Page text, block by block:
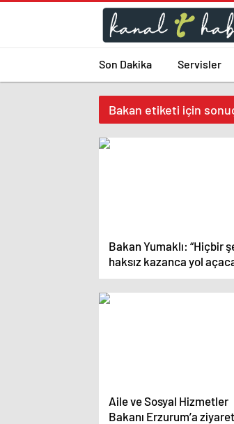
Son Dakika Servisler
Bakan etiketi için
Bakan Yumaklı: “Hiçbir
haksız kazanca yol
eyleme izin
Aile ve Sosyal Hizmetler
Bakanı Erzurum’a ziyaret